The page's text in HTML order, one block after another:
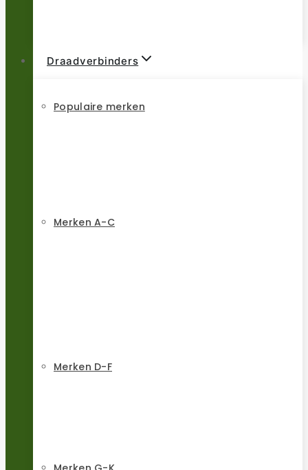
Draadverbinders
Populaire merken
Merken A-C
Merken D-F